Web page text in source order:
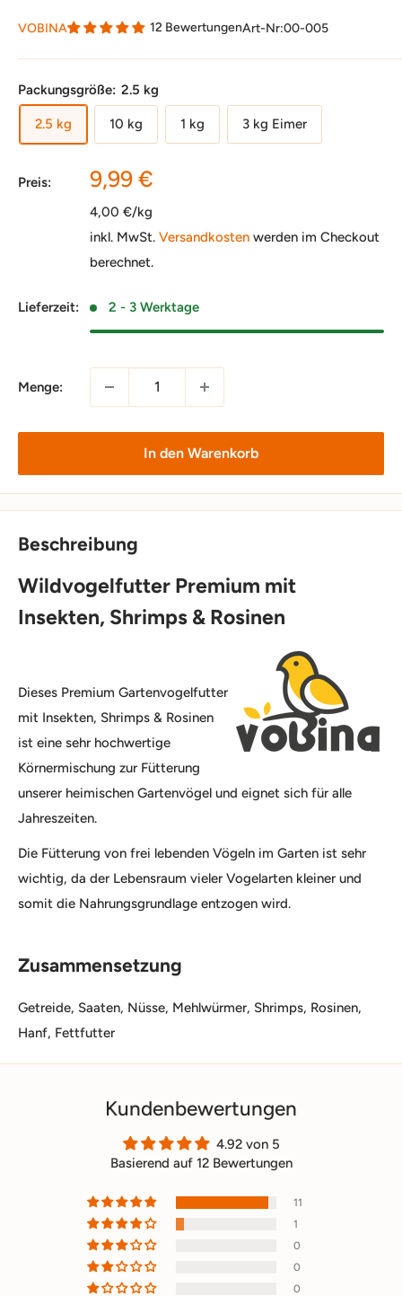
VOBINA 12 BewertungenArt-Nr:00-005
Packungsgröße: 2.5 kg
2.5 kg 10 kg 1 kg 3 kg Eimer
Preis: Sonderpreis
9,99 €
4,00 €/kg
inkl. MwSt. Versandkosten werden im Checkout
berechnet.
Lieferzeit: 2 - 3 Werktage
Menge:
In den Warenkorb
Beschreibung
Wildvogelfutter Premium mit
Insekten, Shrimps & Rosinen
Dieses Premium Gartenvogelfutter
mit Insekten, Shrimps & Rosinen
ist eine sehr hochwertige
Körnermischung zur Fütterung
unserer heimischen Gartenvögel und eignet sich für alle
Jahreszeiten.
Die Fütterung von frei lebenden Vögeln im Garten ist sehr
wichtig, da der Lebensraum vieler Vogelarten kleiner und
somit die Nahrungsgrundlage entzogen wird.
Zusammensetzung
Getreide, Saaten, Nüsse, Mehlwürmer, Shrimps, Rosinen,
Hanf, Fettfutter
Kundenbewertungen
4.92 von 5
Basierend auf 12 Bewertungen
11
1
0
0
0